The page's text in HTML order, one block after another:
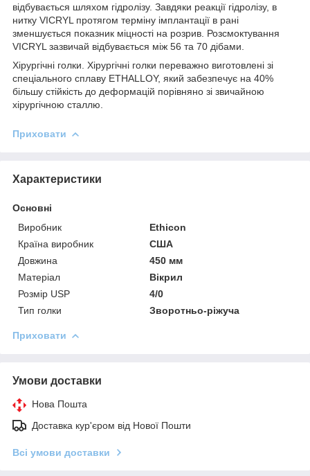
відбувається шляхом гідролізу. Завдяки реакції гідролізу, в
нитку VICRYL протягом терміну імплантації в рані
зменшується показник міцності на розрив. Розсмоктування
VICRYL зазвичай відбувається між 56 та 70 дібами.
Хірургічні голки. Хірургічні голки переважно виготовлені зі
спеціального сплаву ETHALLOY, який забезпечує на 40%
більшу стійкість до деформацій порівняно зі звичайною
хірургічною сталлю.
Приховати
Характеристики
Основні
Виробник
Ethicon
Країна виробник
США
Довжина
450 мм
Матеріал
Вікрил
Розмір USP
4/0
Тип голки
Зворотньо-ріжуча
Приховати
Умови доставки
Нова Пошта
Доставка кур'єром від Нової Пошти
Всі умови доставки